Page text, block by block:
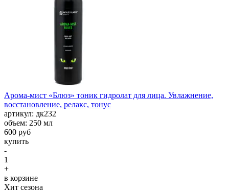
Арома-мист «Блюз» тоник гидролат для лица. Увлажнение,
восстановление, релакс, тонус
aртикул: дк232
объем: 250 мл
600 руб
купить
-
1
+
в корзине
Хит сезона